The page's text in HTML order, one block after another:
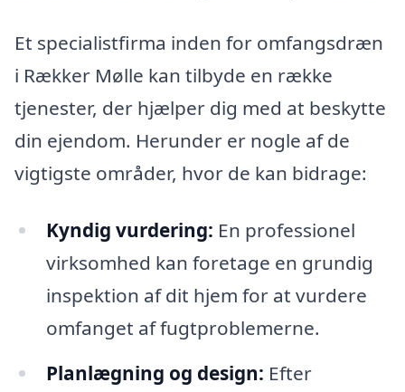
Et specialistfirma inden for omfangsdræn
i Rækker Mølle kan tilbyde en række
tjenester, der hjælper dig med at beskytte
din ejendom. Herunder er nogle af de
vigtigste områder, hvor de kan bidrage:
Kyndig vurdering: En professionel
virksomhed kan foretage en grundig
inspektion af dit hjem for at vurdere
omfanget af fugtproblemerne.
Planlægning og design: Efter